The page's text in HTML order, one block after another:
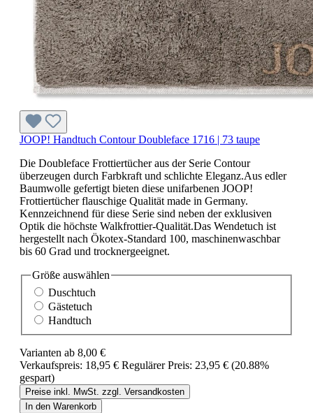
JOOP! Handtuch Contour Doubleface 1716 | 73 taupe
Die Doubleface Frottiertücher aus der Serie Contour
überzeugen durch Farbkraft und schlichte Eleganz.Aus edler
Baumwolle gefertigt bieten diese unifarbenen JOOP!
Frottiertücher flauschige Qualität made in Germany.
Kennzeichnend für diese Serie sind neben der exklusiven
Optik die höchste Walkfrottier-Qualität.Das Wendetuch ist
hergestellt nach Ökotex-Standard 100, maschinenwaschbar
bis 60 Grad und trocknergeeignet.
Größe auswählen
Duschtuch
Gästetuch
Handtuch
Varianten ab 8,00 €
Verkaufspreis: 18,95 € Regulärer Preis: 23,95 € (20.88%
gespart)
Preise inkl. MwSt. zzgl. Versandkosten
In den Warenkorb